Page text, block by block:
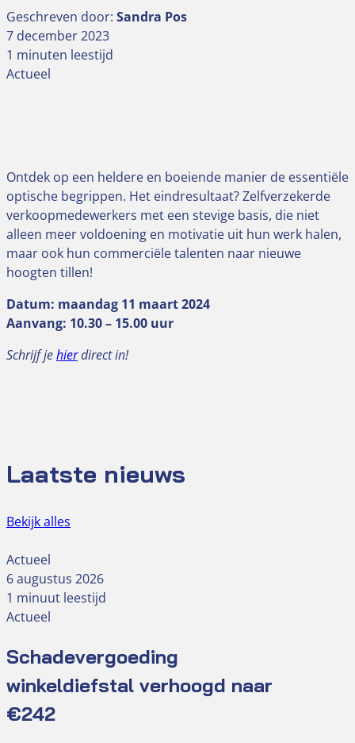
Geschreven door: Sandra Pos
7 december 2023
1 minuten leestijd
Actueel
Ontdek op een heldere en boeiende manier de essentiële
optische begrippen. Het eindresultaat? Zelfverzekerde
verkoopmedewerkers met een stevige basis, die niet
alleen meer voldoening en motivatie uit hun werk halen,
maar ook hun commerciële talenten naar nieuwe
hoogten tillen!
Datum: maandag 11 maart 2024
Aanvang: 10.30 – 15.00 uur
Schrijf jehierdirect in!
Laatste nieuws
Bekijk alles
Actueel
6 augustus 2026
1 minuut leestijd
Actueel
Schadevergoeding
winkeldiefstal verhoogd naar
€242